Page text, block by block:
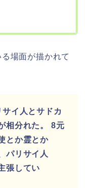
場面が描かれて
イ人とサドカ
相分れた。 8元
とか霊とか
パリサイ人
張してい